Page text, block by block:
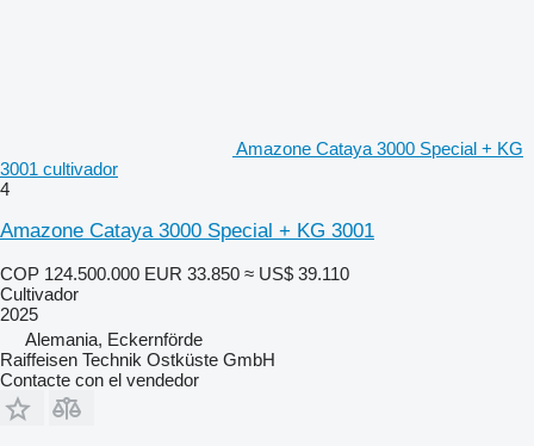
Amazone Cataya 3000 Special + KG
3001 cultivador
4
Amazone Cataya 3000 Special + KG 3001
COP 124.500.000 EUR 33.850 ≈ US$ 39.110
Cultivador
2025
Alemania, Eckernförde
Raiffeisen Technik Ostküste GmbH
Contacte con el vendedor